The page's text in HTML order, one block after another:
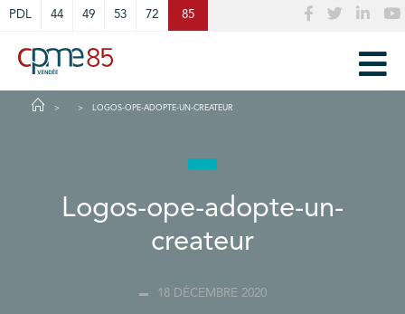
PDL 44 49 53 72 85
LOGOS-OPE-ADOPTE-UN-CREATEUR
Logos-ope-adopte-un-
createur
18 DÉCEMBRE 2020
Cookies management panel